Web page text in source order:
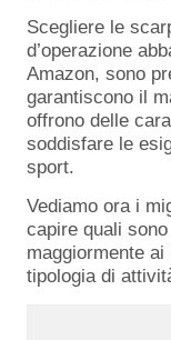
Scegliere le
d’operazione
Amazon, sono
garantiscono il
offrono delle
soddisfare le
sport.
Vediamo ora i
capire quali
maggiormente
tipologia di